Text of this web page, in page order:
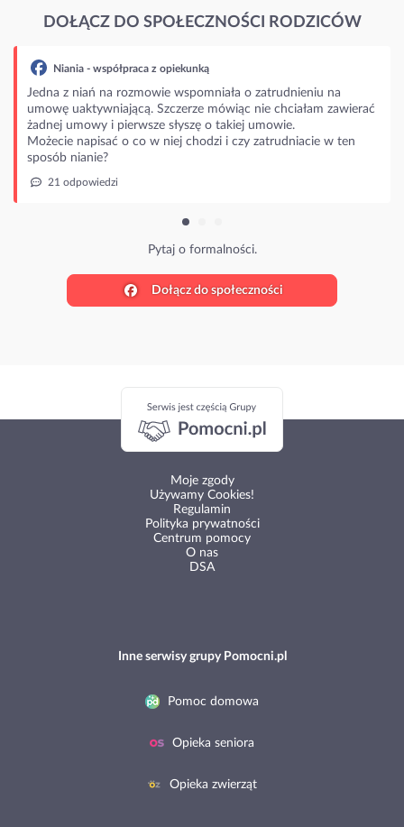
DOŁĄCZ DO SPOŁECZNOŚCI RODZICÓW
Niania - współpraca z opiekunką
Jedna z niań na rozmowie wspomniała o zatrudnieniu na
umowę uaktywniającą. Szczerze mówiąc nie chciałam zawierać
żadnej umowy i pierwsze słyszę o takiej umowie.
Możecie napisać o co w niej chodzi i czy zatrudniacie w ten
sposób nianie?
21 odpowiedzi
Pytaj o formalności.
Dołącz do społeczności
Moje zgody
Używamy Cookies!
Regulamin
Polityka prywatności
Centrum pomocy
O nas
DSA
Inne serwisy grupy Pomocni.pl
Pomoc domowa
Opieka seniora
Opieka zwierząt